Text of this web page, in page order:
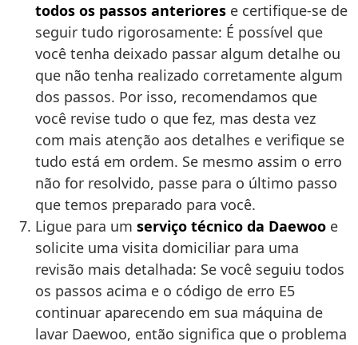
todos os passos anteriores e certifique-se de
seguir tudo rigorosamente: É possível que
você tenha deixado passar algum detalhe ou
que não tenha realizado corretamente algum
dos passos. Por isso, recomendamos que
você revise tudo o que fez, mas desta vez
com mais atenção aos detalhes e verifique se
tudo está em ordem. Se mesmo assim o erro
não for resolvido, passe para o último passo
que temos preparado para você.
Ligue para um serviço técnico da Daewoo e
solicite uma visita domiciliar para uma
revisão mais detalhada: Se você seguiu todos
os passos acima e o código de erro E5
continuar aparecendo em sua máquina de
lavar Daewoo, então significa que o problema